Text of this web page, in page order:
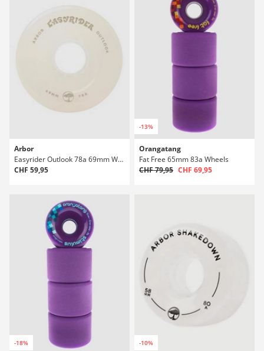
Arbor
Easyrider Outlook 78a 69mm Wheels
CHF 59,95
-13%
Orangatang
Fat Free 65mm 83a Wheels
CHF 79,95 CHF 69,95
-18% -10%